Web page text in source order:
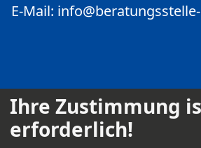
E-Mail:
Kontakt
Ihre Zustimmung
erforderlich!